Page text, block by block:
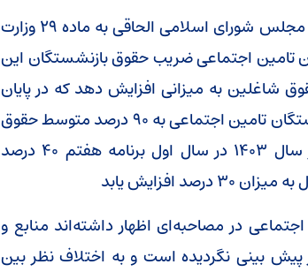
استحضار دارید بر اساس مصوبه مورخه ۲۳/۸/۱۴۰۲ مجلس شورای اسلامی الحاقی به ماده ۲۹ وزارت
تامین اجتماعی ضریب حقوق بازنشستگان این
شاغلین به میزانی افزایش دهد که در پایان
سال سوم برنامه هفتم توسعه متوسط حقوق بازنشستگان تامین اجتماعی به ۹۰ درصد متوسط حقوق
و مزایای شاغلین سازمان برسد که این افزایش از سال ۱۴۰۳ در سال اول برنامه هفتم ۴۰ درصد
افزایش یابد
در مصاحبه‌ای اظهار داشته‌اند منابع و
پیش بینی نگردیده است و به اختلاف نظر بین